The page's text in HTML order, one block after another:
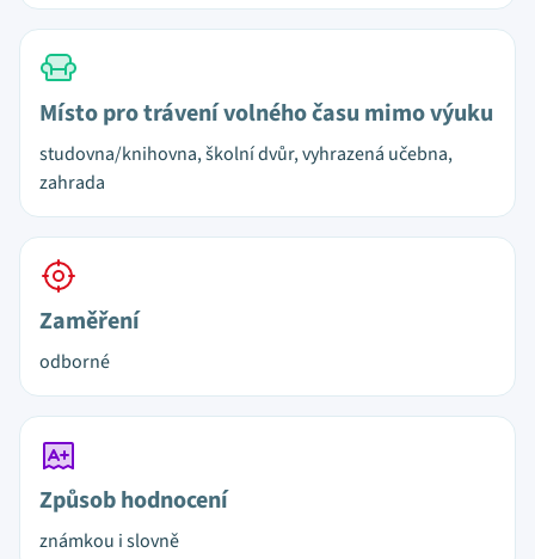
Místo pro trávení volného času mimo výuku
studovna/knihovna, školní dvůr, vyhrazená učebna,
zahrada
Zaměření
odborné
Způsob hodnocení
známkou i slovně